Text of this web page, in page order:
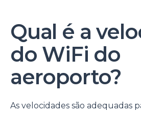
Qual é a
do WiFi do
aeroporto?
As velocidades são adequadas